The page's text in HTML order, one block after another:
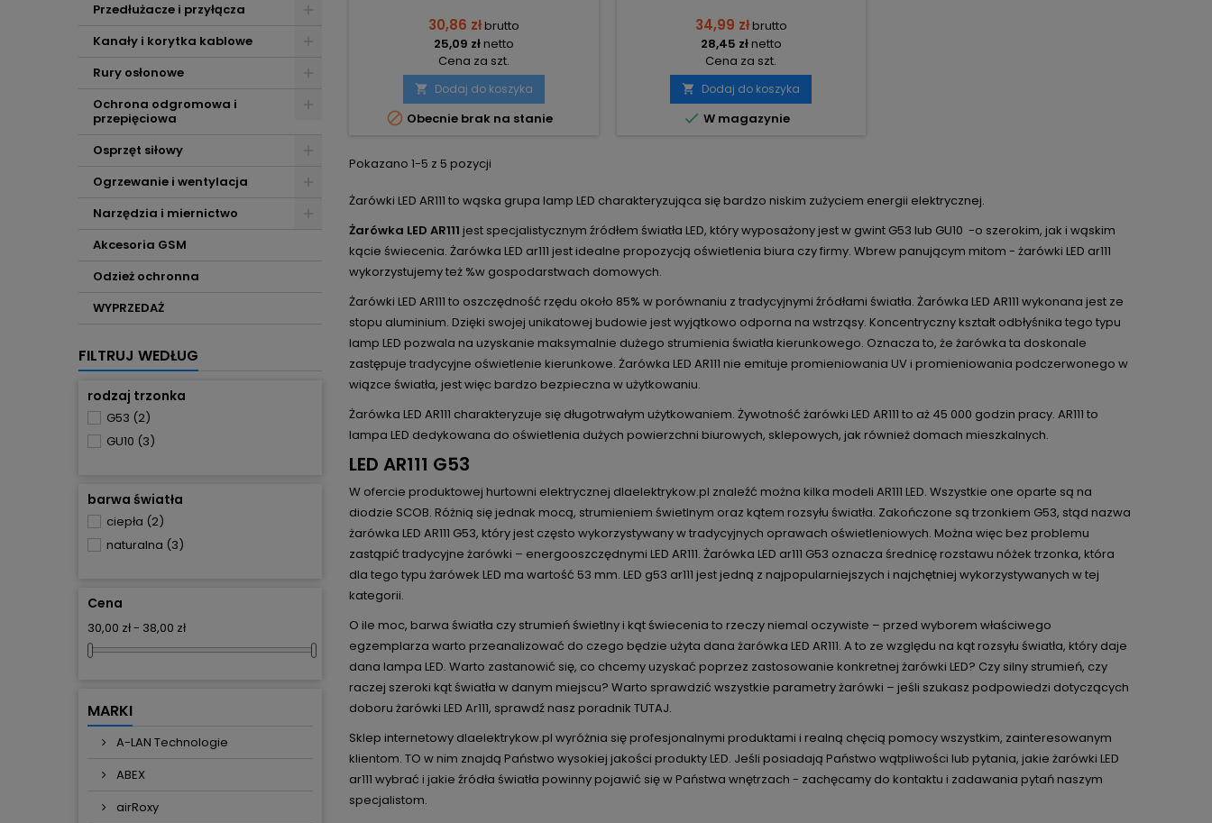
Przedłużacze i przyłącza
Kanały i korytka kablowe
Rury osłonowe
Ochrona odgromowa i
przepięciowa
Osprzęt siłowy
Ogrzewanie i wentylacja
Narzędzia i miernictwo
Akcesoria GSM
Odzież ochronna
WYPRZEDAŻ
FILTRUJ WEDŁUG
rodzaj trzonka
G53 (2)
GU10 (3)
barwa światła
ciepła (2)
naturalna (3)
Cena
30,00 zł - 38,00 zł
MARKI
A-LAN Technologie
ABEX
airRoxy
30,86 złbrutto
25,09 złnetto
Cena za szt.
 Dodaj do koszyka
 Obecnie brak na stanie
34,99 złbrutto
28,45 złnetto
Cena za szt.
 Dodaj do koszyka
 W magazynie
Pokazano 1-5 z 5 pozycji
Żarówki LED AR111 to wąska grupa lamp LED charakteryzująca się bardzo niskim zużyciem energii elektrycznej.
Żarówka LED AR111 jest specjalistycznym źródłem światła LED, który wyposażony jest w gwint G53 lub GU10 -o szerokim, jak i wąskim
kącie świecenia. Żarówka LED ar111 jest idealne propozycją oświetlenia biura czy firmy. Wbrew panującym mitom - żarówki LED ar111
wykorzystujemy też %w gospodarstwach domowych.
Żarówki LED AR111 to oszczędność rzędu około 85% w porównaniu z tradycyjnymi źródłami światła. Żarówka LED AR111 wykonana jest ze
stopu aluminium. Dzięki swojej unikatowej budowie jest wyjątkowo odporna na wstrząsy. Koncentryczny kształt odbłyśnika tego typu
lamp LED pozwala na uzyskanie maksymalnie dużego strumienia światła kierunkowego. Oznacza to, że żarówka ta doskonale
zastępuje tradycyjne oświetlenie kierunkowe. Żarówka LED AR111 nie emituje promieniowania UV i promieniowania podczerwonego w
wiązce światła, jest więc bardzo bezpieczna w użytkowaniu.
Żarówka LED AR111 charakteryzuje się długotrwałym użytkowaniem. Żywotność żarówki LED AR111 to aż 45 000 godzin pracy. AR111 to
lampa LED dedykowana do oświetlenia dużych powierzchni biurowych, sklepowych, jak również domach mieszkalnych.
LED AR111 G53
W ofercie produktowej hurtowni elektrycznej dlaelektrykow.pl znaleźć można kilka modeli AR111 LED. Wszystkie one oparte są na
diodzie SCOB. Różnią się jednak mocą, strumieniem świetlnym oraz kątem rozsyłu światła. Zakończone są trzonkiem G53, stąd nazwa
żarówka LED AR111 G53, który jest często wykorzystywany w tradycyjnych oprawach oświetleniowych. Można więc bez problemu
zastąpić tradycyjne żarówki – energooszczędnymi LED AR111. Żarówka LED ar111 G53 oznacza średnicę rozstawu nóżek trzonka, która
dla tego typu żarówek LED ma wartość 53 mm. LED g53 ar111 jest jedną z najpopularniejszych i najchętniej wykorzystywanych w tej
kategorii.
O ile moc, barwa światła czy strumień świetlny i kąt świecenia to rzeczy niemal oczywiste – przed wyborem właściwego
egzemplarza warto przeanalizować do czego będzie użyta dana żarówka LED AR111. A to ze względu na kąt rozsyłu światła, który daje
dana lampa LED. Warto zastanowić się, co chcemy uzyskać poprzez zastosowanie konkretnej żarówki LED? Czy silny strumień, czy
raczej szeroki kąt światła w danym miejscu? Warto sprawdzić wszystkie parametry żarówki – jeśli szukasz podpowiedzi dotyczących
doboru żarówki LED Ar111, sprawdź nasz poradnik TUTAJ.
Sklep internetowy dlaelektrykow.pl wyróżnia się profesjonalnymi produktami i realną chęcią pomocy wszystkim, zainteresowanym
klientom. TO w nim znajdą Państwo wysokiej jakości produkty LED. Jeśli posiadają Państwo wątpliwości lub pytania, jakie żarówki LED
ar111 wybrać i jakie źródła światła powinny pojawić się w Państwa wnętrzach - zachęcamy do kontaktu i zadawania pytań naszym
specjalistom.